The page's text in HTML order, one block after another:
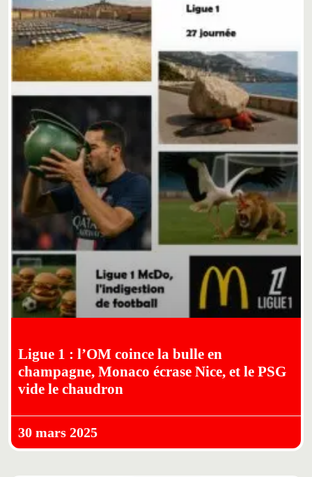
Ligue 1 : l’OM coince la bulle en
champagne, Monaco écrase Nice, et le PSG
vide le chaudron
30 mars 2025